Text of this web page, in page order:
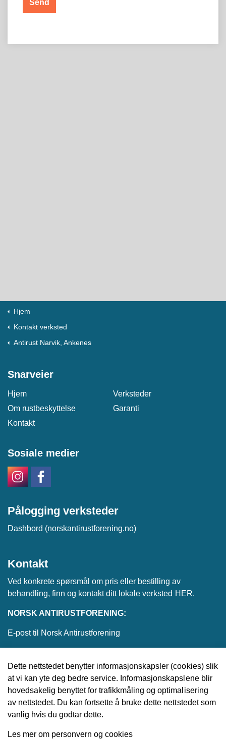
Hjem
Kontakt verksted
Antirust Narvik, Ankenes
Snarveier
Hjem
Verksteder
Om rustbeskyttelse
Garanti
Kontakt
Sosiale medier
Pålogging verksteder
Dashbord (norskantirustforening.no)
Kontakt
Ved konkrete spørsmål om pris eller bestilling av
behandling, finn og kontakt ditt lokale verksted HER.
NORSK ANTIRUSTFORENING:
E-post til Norsk Antirustforening
© 2026 Norsk Antirustforening
Utviklet avUpday
Dette nettstedet benytter informasjonskapsler (cookies) slik
at vi kan yte deg bedre service. Informasjonskapslene blir
hovedsakelig benyttet for trafikkmåling og optimalisering
av nettstedet. Du kan fortsette å bruke dette nettstedet som
vanlig hvis du godtar dette.
Les mer om personvern og cookies